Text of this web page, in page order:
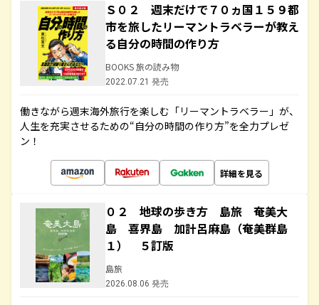
Ｓ０２ 週末だけで７０ヵ国１５９都
市を旅したリーマントラベラーが教え
る自分の時間の作り方
BOOKS 旅の読み物
2022.07.21 発売
働きながら週末海外旅行を楽しむ「リーマントラベラー」が、
人生を充実させるための“自分の時間の作り方”を全力プレゼ
ン！
詳細を見る
０２ 地球の歩き方 島旅 奄美大
島 喜界島 加計呂麻島（奄美群島
１） ５訂版
島旅
2026.08.06 発売